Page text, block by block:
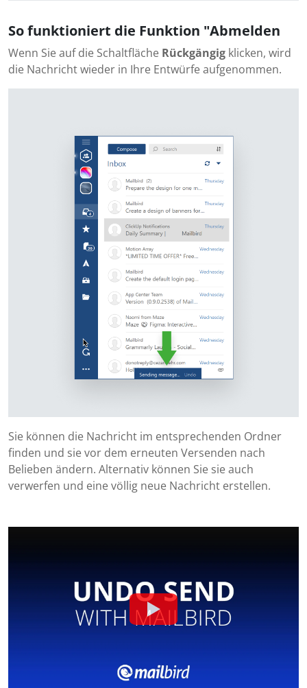
So funktioniert die Funktion "Abmelden
Wenn Sie auf die Schaltfläche Rückgängig klicken, wird
die Nachricht wieder in Ihre Entwürfe aufgenommen.
Sie können die Nachricht im entsprechenden Ordner
finden und sie vor dem erneuten Versenden nach
Belieben ändern. Alternativ können Sie sie auch
verwerfen und eine völlig neue Nachricht erstellen.